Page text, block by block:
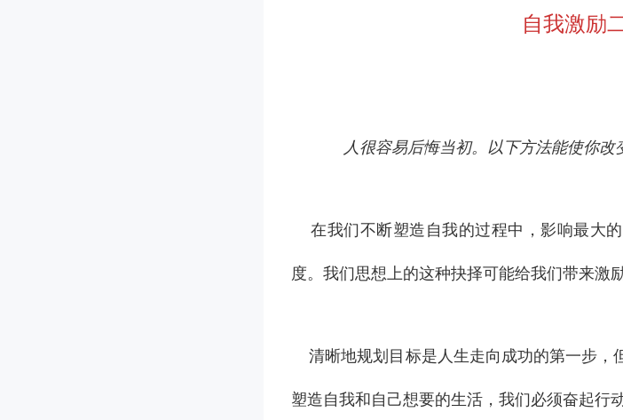
自我激励
人很容易后悔当初。以下方法能使你改
在我们不断塑造自我的过程中，影响最大
度。我们思想上的这种抉择可能给我们带来激
清晰地规划目标是人生走向成功的第一步，
塑造自我和自己想要的生活，我们必须奋起行